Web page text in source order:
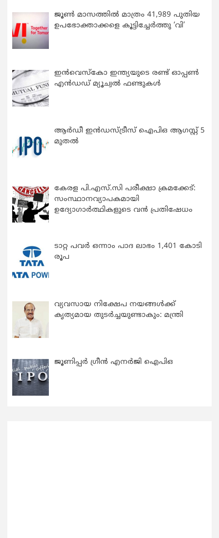
ജൂൺ മാസത്തിൽ മാത്രം 41,989 പുതിയ
ഉപഭോക്താക്കളെ കൂട്ടിച്ചേർത്തു ‘വി’
ഇന്‍വെസ്കോ ഇന്ത്യയുടെ രണ്ട് ഓപ്പണ്‍
എന്‍ഡഡ് മ്യൂച്വല്‍ ഫണ്ടുകള്‍
ആർഡീ ഇൻഡസ്ട്രീസ് ഐപിഒ ആഗസ്റ്റ് 5
മുതൽ
കേരള പി.എസ്.സി പരീക്ഷാ ക്രമക്കേട്:
സംസ്ഥാനവ്യാപകമായി
ഉദ്യോഗാര്‍ത്ഥികളുടെ വന്‍ പ്രതിഷേധം
ടാറ്റ പവർ ഒന്നാം പാദ ലാഭം 1,401 കോടി
രൂപ
വ്യവസായ നിക്ഷേപ നയങ്ങള്‍ക്ക്
കൃത്യമായ തുടര്‍ച്ചയുണ്ടാകും: മന്ത്രി
ജൂണിപ്പർ ഗ്രീൻ എനർജി ഐപിഒ